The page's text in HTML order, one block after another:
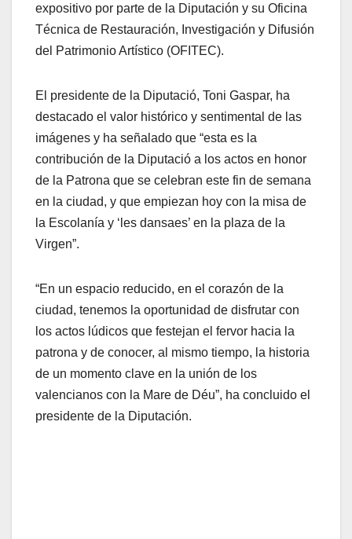
expositivo por parte de la Diputación y su Oficina
Técnica de Restauración, Investigación y Difusión
del Patrimonio Artístico (OFITEC).
El presidente de la Diputació, Toni Gaspar, ha
destacado el valor histórico y sentimental de las
imágenes y ha señalado que “esta es la
contribución de la Diputació a los actos en honor
de la Patrona que se celebran este fin de semana
en la ciudad, y que empiezan hoy con la misa de
la Escolanía y ‘les dansaes’ en la plaza de la
Virgen”.
“En un espacio reducido, en el corazón de la
ciudad, tenemos la oportunidad de disfrutar con
los actos lúdicos que festejan el fervor hacia la
patrona y de conocer, al mismo tiempo, la historia
de un momento clave en la unión de los
valencianos con la Mare de Déu”, ha concluido el
presidente de la Diputación.